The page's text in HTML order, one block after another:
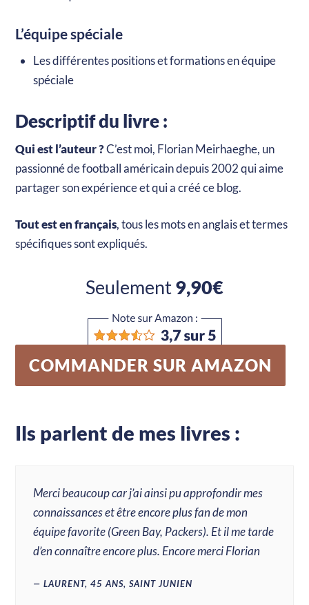
L’équipe spéciale
Les différentes positions et formations en équipe
spéciale
Descriptif du livre :
Qui est l’auteur ?C’est moi, Florian Meirhaeghe, un
passionné de football américain depuis 2002 qui aime
partager son expérience et qui a créé ce blog.
Tout est en français, tous les mots en anglais et termes
spécifiques sont expliqués.
Seulement9,90€
COMMANDER SUR AMAZON
Ils parlent de mes livres :
Merci beaucoup car j’ai ainsi pu approfondir mes
connaissances et être encore plus fan de mon
équipe favorite (Green Bay, Packers). Et il me tarde
d’en connaître encore plus. Encore merci Florian
LAURENT, 45 ANS, SAINT JUNIEN